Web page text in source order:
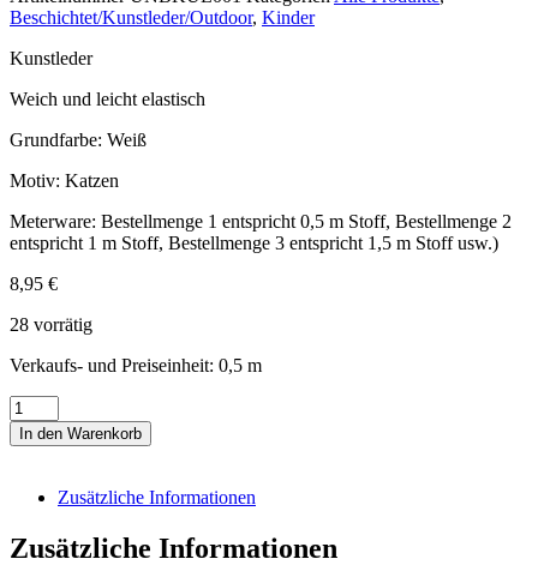
Beschichtet/Kunstleder/Outdoor, Kinder
Kunstleder
Weich und leicht elastisch
Grundfarbe: Weiß
Motiv: Katzen
Meterware: Bestellmenge 1 entspricht 0,5 m Stoff, Bestellmenge 2
entspricht 1 m Stoff, Bestellmenge 3 entspricht 1,5 m Stoff usw.)
8,95 €
28 vorrätig
Verkaufs- und Preiseinheit: 0,5 m
Kunstleder
weiß
mit
Katzen
Menge
In den Warenkorb
Zusätzliche Informationen
Zusätzliche Informationen